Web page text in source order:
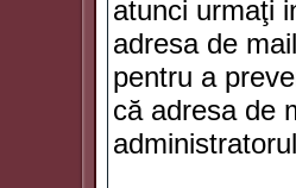
atunci urmaţi
adresa de
pentru a
că adresa de